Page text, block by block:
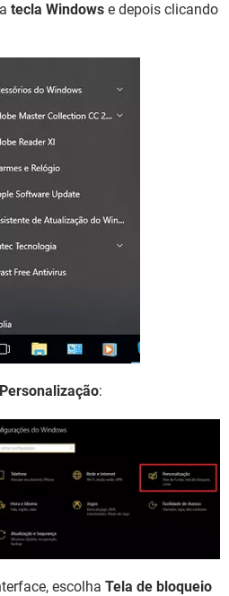
tecla Windows e depois clicando
Personalização:
escolha Tela de bloqueio